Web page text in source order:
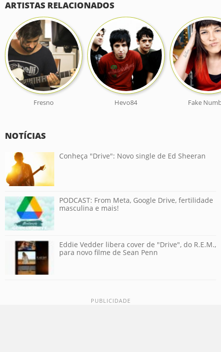
ARTISTAS RELACIONADOS
Fresno Hevo84 Fake
NOTÍCIAS
Conheça "Drive": Novo single de Ed Sheeran
PODCAST: From Meta, Google Drive, fertilidade
masculina e mais!
Eddie Vedder libera cover de "Drive", do R.E.M.,
para novo filme de Sean Penn